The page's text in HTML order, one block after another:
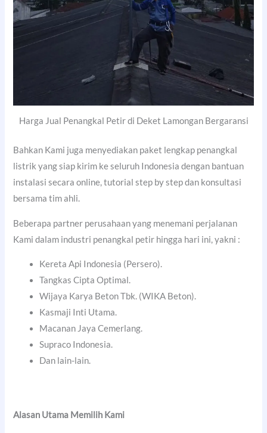
Harga Jual Penangkal Petir di Deket Lamongan Bergaransi
Bahkan Kami juga menyediakan paket lengkap penangkal
listrik yang siap kirim ke seluruh Indonesia dengan bantuan
instalasi secara online, tutorial step by step dan konsultasi
bersama tim ahli.
Beberapa partner perusahaan yang menemani perjalanan
Kami dalam industri penangkal petir hingga hari ini, yakni :
Kereta Api Indonesia (Persero).
Tangkas Cipta Optimal.
Wijaya Karya Beton Tbk. (WIKA Beton).
Kasmaji Inti Utama.
Macanan Jaya Cemerlang.
Supraco Indonesia.
Dan lain-lain.
Alasan Utama Memilih Kami